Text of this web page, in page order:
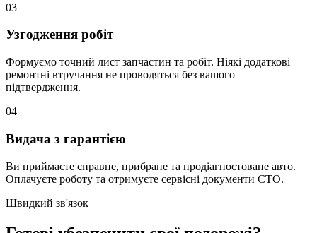
03
Узгодження робіт
Формуємо точний лист запчастин та робіт. Ніякі додаткові
ремонтні втручання не проводяться без вашого
підтвердження.
04
Видача з гарантією
Ви приймаєте справне, прибране та продіагностоване авто.
Оплачуєте роботу та отримуєте сервісні документи СТО.
Швидкий зв'язок